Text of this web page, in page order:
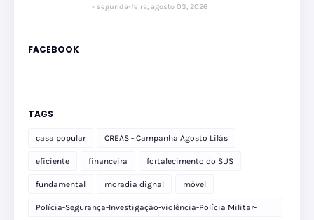
segunda-feira, agosto 03, 2026
FACEBOOK
TAGS
casa popular CREAS - Campanha Agosto Lilás
eficiente financeira fortalecimento do SUS
fundamental moradia digna! móvel
Polícia-Segurança-Investigação-violência-Polícia Militar-